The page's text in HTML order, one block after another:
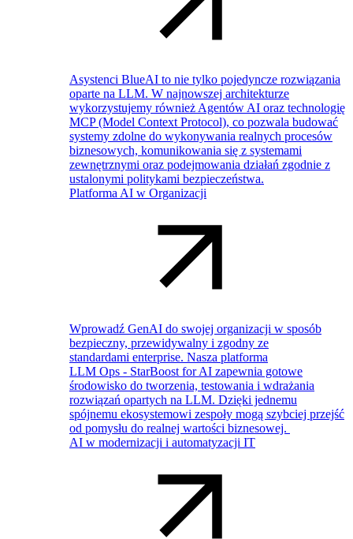
Asystenci BlueAI to nie tylko pojedyncze rozwiązania
oparte na LLM. W najnowszej architekturze
wykorzystujemy również Agentów AI oraz technologię
MCP (Model Context Protocol), co pozwala budować
systemy zdolne do wykonywania realnych procesów
biznesowych, komunikowania się z systemami
zewnętrznymi oraz podejmowania działań zgodnie z
ustalonymi politykami bezpieczeństwa.
Platforma AI w Organizacji
Wprowadź GenAI do swojej organizacji w sposób
bezpieczny, przewidywalny i zgodny ze
standardami enterprise. Nasza platforma
LLM Ops - StarBoost for AI zapewnia gotowe
środowisko do tworzenia, testowania i wdrażania
rozwiązań opartych na LLM. Dzięki jednemu
spójnemu ekosystemowi zespoły mogą szybciej przejść
od pomysłu do realnej wartości biznesowej.
AI w modernizacji i automatyzacji IT